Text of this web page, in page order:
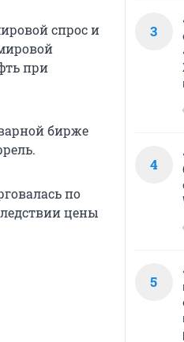
спрос и
при
бирже
по
цены
3
4
5